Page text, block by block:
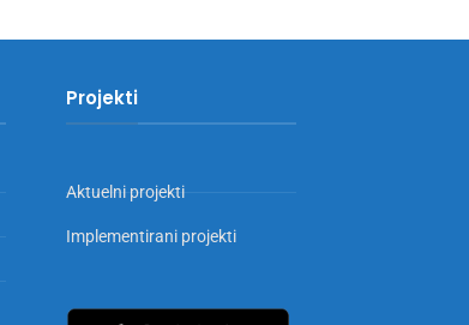
Projekti
Aktuelni projekti
Implementirani projekti